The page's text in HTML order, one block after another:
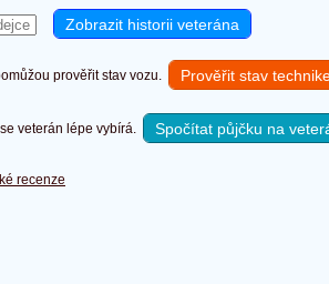
prověřit stav vozu. Prověřit stav
veterán lépe vybírá. Spočítat půjčku na
recenze